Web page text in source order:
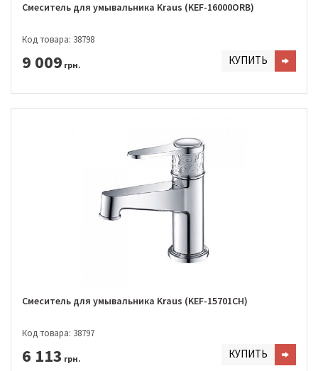
Смеситель для умывальника Kraus (KEF-16000ORB)
Код товара: 38798
9 009 грн. КУПИТЬ
Смеситель для умывальника Kraus (KEF-15701CH)
Код товара: 38797
6 113 грн. КУПИТЬ